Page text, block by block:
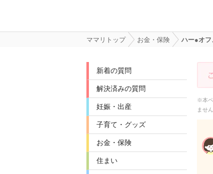
ママリトップ お金・保険 ハー●オ
新着の質問
解決済みの質問
妊娠・出産
子育て・グッズ
お金・保険
住まい
※本ペ
ませ